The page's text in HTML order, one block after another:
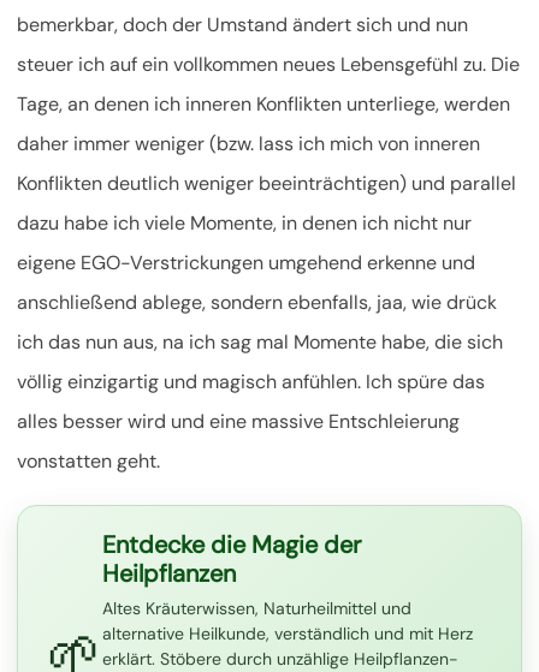
bemerkbar, doch der Umstand ändert sich und nun
steuer ich auf ein vollkommen neues Lebensgefühl zu. Die
Tage, an denen ich inneren Konflikten unterliege, werden
daher immer weniger (bzw. lass ich mich von inneren
Konflikten deutlich weniger beeinträchtigen) und parallel
dazu habe ich viele Momente, in denen ich nicht nur
eigene EGO-Verstrickungen umgehend erkenne und
anschließend ablege, sondern ebenfalls, jaa, wie drück
ich das nun aus, na ich sag mal Momente habe, die sich
völlig einzigartig und magisch anfühlen. Ich spüre das
alles besser wird und eine massive Entschleierung
vonstatten geht.
🌱
Entdecke die Magie der
Heilpflanzen
Altes Kräuterwissen, Naturheilmittel und
alternative Heilkunde, verständlich und mit Herz
erklärt. Stöbere durch unzählige Heilpflanzen-